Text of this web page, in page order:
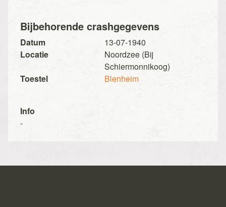
Bijbehorende crashgegevens
Datum
13-07-1940
Locatie
Noordzee (Bij
Schiermonnikoog)
Toestel
Blenheim
Info
-